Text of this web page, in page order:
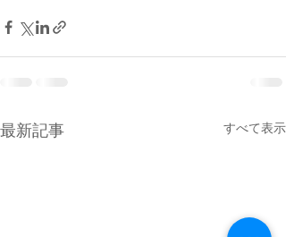
最新記事 すべて表示